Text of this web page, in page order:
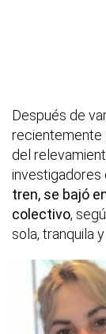
Después de
recientemente
del
investigadores
tren, se bajó
colectivo,
sola, tranquila